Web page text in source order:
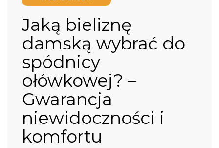
Jaką bieliznę
damską wybrać do
spódnicy
ołówkowej? –
Gwarancja
niewidoczności i
komfortu